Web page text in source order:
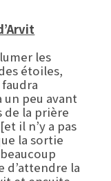
les
étoiles,
un peu avant
de la prière
il n’y a pas
la sortie
d’attendre la